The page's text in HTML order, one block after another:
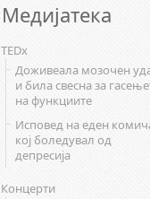
Медијатека
TEDx
Доживеала мозочен
и била свесна за
на функциите
Исповед на еден
кој боледувал од
депресија
Концерти